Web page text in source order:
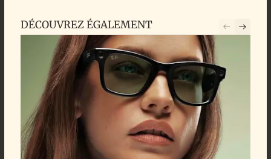
DÉCOUVREZ ÉGALEMENT